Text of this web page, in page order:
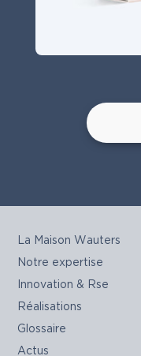
La Maison Wauters
Notre expertise
Innovation & Rse
Réalisations
Glossaire
Actus